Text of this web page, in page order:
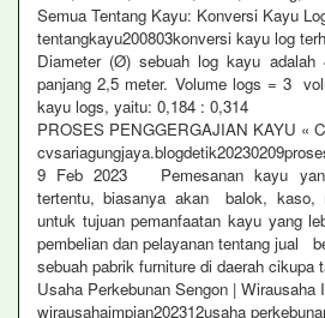
Semua Tentang Kayu: Konversi Kayu
tentangkayu200803konversi kayu log
Diameter (Ø) sebuah log kayu adalah
panjang 2,5 meter. Volume logs = 3
kayu logs, yaitu: 0,184 : 0,314
PROSES PENGGERGAJIAN KAYU «
9 Feb 2023 Pemesanan kayu
tertentu, biasanya akan balok, kaso,
untuk tujuan pemanfaatan kayu yang
pembelian dan pelayanan tentang jual
sebuah pabrik furniture di daerah cikupa
Usaha Perkebunan Sengon | Wirausaha
wirausahaimpian202312usaha